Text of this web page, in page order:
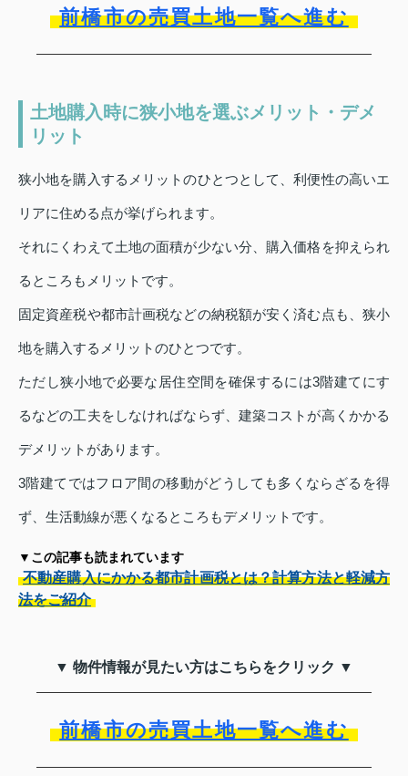
前橋市の売買土地一覧へ進む
土地購入時に狭小地を選ぶメリット・デメ
リット
狭小地を購入するメリットのひとつとして、利便性の高いエ
リアに住める点が挙げられます。
それにくわえて土地の面積が少ない分、購入価格を抑えられ
るところもメリットです。
固定資産税や都市計画税などの納税額が安く済む点も、狭小
地を購入するメリットのひとつです。
ただし狭小地で必要な居住空間を確保するには3階建てにす
るなどの工夫をしなければならず、建築コストが高くかかる
デメリットがあります。
3階建てではフロア間の移動がどうしても多くならざるを得
ず、生活動線が悪くなるところもデメリットです。
▼この記事も読まれています
不動産購入にかかる都市計画税とは？計算方法と軽減方
法をご紹介
▼ 物件情報が見たい方はこちらをクリック ▼
前橋市の売買土地一覧へ進む